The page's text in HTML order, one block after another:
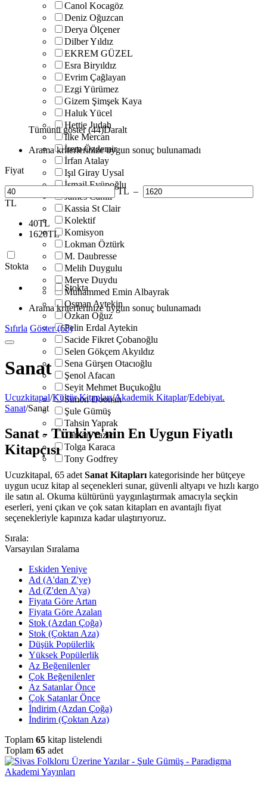
Canol Kocagöz
Deniz Oğuzcan
Derya Ölçener
Dilber Yıldız
EKREM GÜZEL
Esra Biryıldız
Evrim Çağlayan
Ezgi Yürümez
Gizem Şimşek Kaya
Haluk Yücel
Hettie Judah
İlke Mercan
İrem Özdemir
İrfan Atalay
Işıl Giray Uysal
İsmail Eyüpoğlu
James Cahill
Kassia St Clair
Kolektif
Komisyon
Lokman Öztürk
M. Daubresse
Melih Duygulu
Merve Duydu
Muhammed Emin Albayrak
Osman Aytekin
Özkan Oğuz
Pelin Erdal Aytekin
Sacide Fikret Çobanoğlu
Selen Gökçem Akyıldız
Sena Gürşen Otacıoğlu
Şenol Afacan
Seyit Mehmet Buçukoğlu
Simon Doonan
Şule Gümüş
Tahsin Yaprak
Tarkan Yazıcı
Tolga Karaca
Tony Godfrey
Tümünü göster (44)Daralt
Arama kriterlerinize uygun sonuç bulunamadı
Fiyat
TL –
TL
40TL
1620TL
Stokta
Stokta
Arama kriterlerinize uygun sonuç bulunamadı
Sıfırla Göster (65)
Sanat
Ucuzkitapal/Kültür Kitapları/Akademik Kitaplar/Edebiyat.
Sanat/Sanat
Sanat - Türkiye'nin En Uygun Fiyatlı
Kitapçısı
Ucuzkitapal, 65 adet Sanat Kitapları kategorisinde her bütçeye
uygun ucuz kitap al seçenekleri sunar, güvenli altyapı ve hızlı kargo
ile satın al. Okuma kültürünü yaygınlaştırmak amacıyla seçkin
eserleri, yeni çıkan ve çok satan kitapları en avantajlı fiyat
seçenekleriyle kapınıza kadar ulaştırıyoruz.
Sırala:
Varsayılan Sıralama
Eskiden Yeniye
Ad (A'dan Z'ye)
Ad (Z'den A'ya)
Fiyata Göre Artan
Fiyata Göre Azalan
Stok (Azdan Çoğa)
Stok (Çoktan Aza)
Düşük Popülerlik
Yüksek Popülerlik
Az Beğenilenler
Çok Beğenilenler
Az Satanlar Önce
Çok Satanlar Önce
İndirim (Azdan Çoğa)
İndirim (Çoktan Aza)
Toplam 65 kitap listelendi
Toplam 65 adet